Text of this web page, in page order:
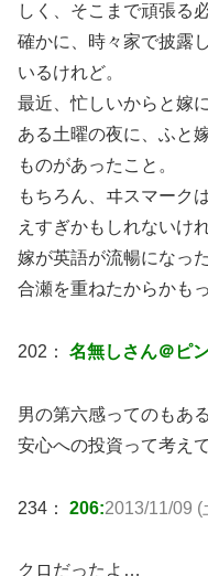
しく、そこまで頑張る
確かに、時々家で披露
いるけれど。
最近、忙しいからと嫁
ある土曜の夜に、ふと
ものがあったこと。
もちろん、ヰスマーク
えすぎかもしれないけ
嫁が英語が流暢になっ
合瀬を重ねたからかもっ
202： 名無しさん＠ピ
男の第六感ってのもあ
安心への投資って考え
234： 206:2013/11/09 (
クロだったよ…